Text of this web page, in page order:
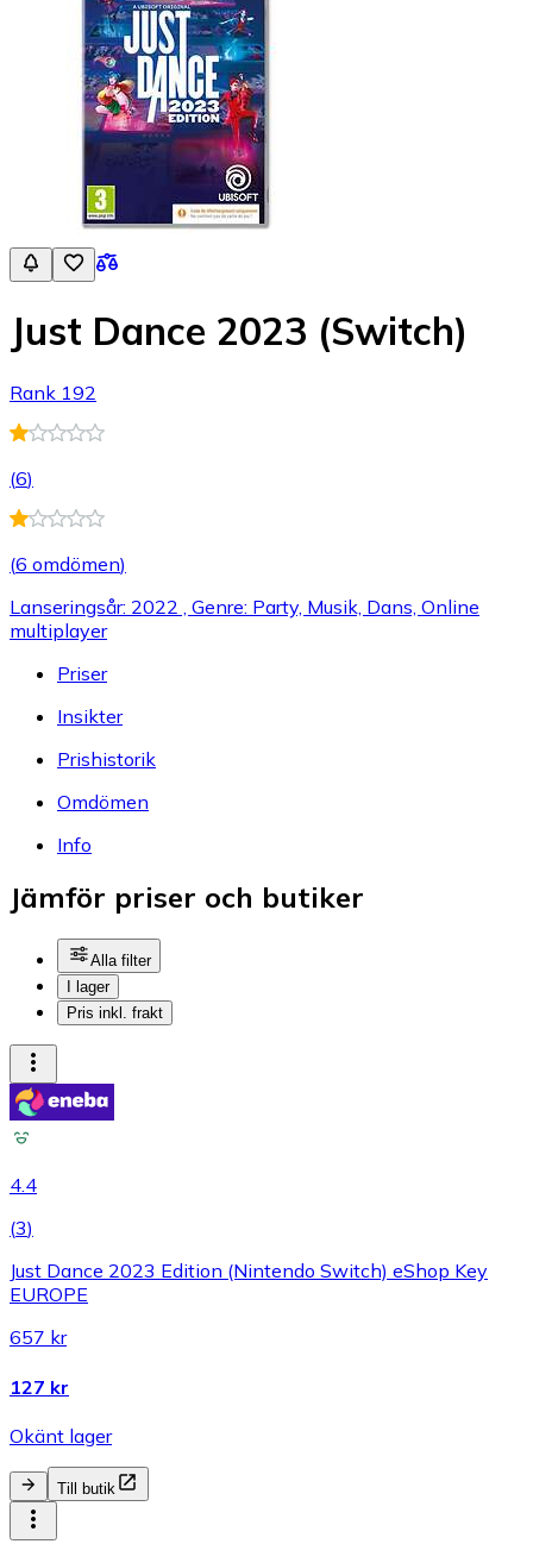
Just Dance 2023 (Switch)
Rank 192
(6)
(6 omdömen)
Lanseringsår: 2022 , Genre: Party, Musik, Dans, Online
multiplayer
Priser
Insikter
Prishistorik
Omdömen
Info
Jämför priser och butiker
Alla filter
I lager
Pris inkl. frakt
4.4
(3)
Just Dance 2023 Edition (Nintendo Switch) eShop Key
EUROPE
657 kr
127 kr
Okänt lager
Till butik